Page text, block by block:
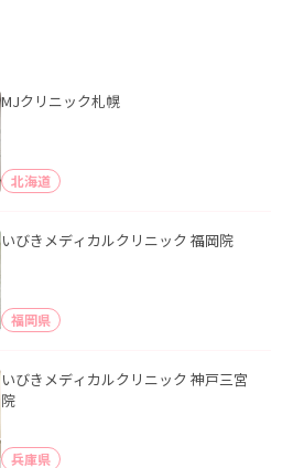
MJクリニック札幌
北海道
いびきメディカルクリニック 福岡院
福岡県
いびきメディカルクリニック 神戸三宮
院
兵庫県